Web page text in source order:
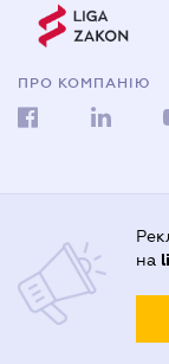
ПРО КОМПАНІЮ
на